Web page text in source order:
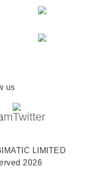
us
LIMITED
2026